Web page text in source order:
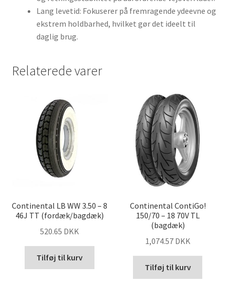
Lang levetid: Fokuserer på fremragende ydeevne og
ekstrem holdbarhed, hvilket gør det ideelt til
daglig brug.
Relaterede varer
Continental LB WW 3.50 – 8
46J TT (fordæk/bagdæk)
520.65 DKK
Tilføj til kurv
Continental ContiGo!
150/70 – 18 70V TL
(bagdæk)
1,074.57 DKK
Tilføj til kurv